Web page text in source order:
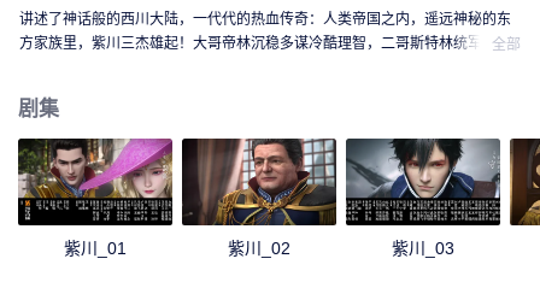
讲述了神话般的西川大陆，一代代的热血传奇：人类帝国之内，遥远神秘的东
方家族里，紫川三杰雄起！大哥帝林沉稳多谋冷酷理智，二哥斯特林统军有方
洪；斯特林以家族为重，无情而又深情惜别恋人.....人类、魔族、兽族、远东各
族，在这片大陆上纷纷扰扰，纠葛不断。在血与火的交融中，刀与剑的碰撞
中，构成了庞大的史诗般的故事——紫川。动画描绘了一个独特奇妙的世界，
将一群不同性格的人物，一个个展现出来，谱写了一曲既壮烈，又凄婉的传奇
悲歌……
全部
剧集
紫川_01 紫川_02 紫川_03